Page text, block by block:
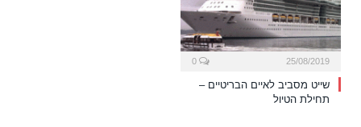
25/08/2019
שייט מסביב לאיים הבריטיים –
תחילת הטיול